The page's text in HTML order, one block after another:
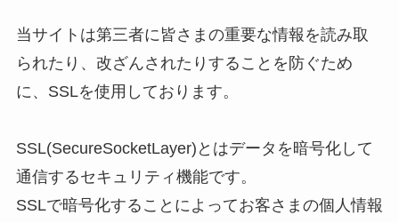
当サイトは第三者に皆さまの重要な情報を読み取
られたり、改ざんされたりすることを防ぐため
に、SSLを使用しております。
SSL(SecureSocketLayer)とはデータを暗号化して
通信するセキュリティ機能です。
SSLで暗号化することによってお客さまの個人情報